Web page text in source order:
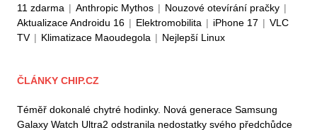
11 zdarma | Anthropic Mythos | Nouzové otevírání pračky |
Aktualizace Androidu 16 | Elektromobilita | iPhone 17 | VLC
TV | Klimatizace Maoudegola | Nejlepší Linux
ČLÁNKY CHIP.CZ
Téměř dokonalé chytré hodinky. Nová generace Samsung
Galaxy Watch Ultra2 odstranila nedostatky svého předchůdce